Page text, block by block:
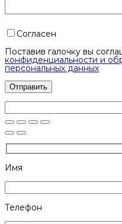
Согласен
Поставив галочку вы
конфиденциальности и
персональных данных
Имя
Телефон